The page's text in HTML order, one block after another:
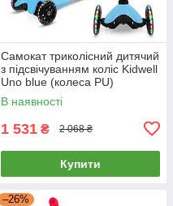
Самокат триколісний дитячий
з підсвічуванням коліс Kidwell
Uno blue (колеса PU)
Блакитний
В наявності
1 531 ₴ 2 068 ₴
Купити
–26%